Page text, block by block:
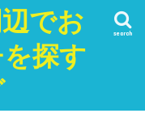
でお
探す
search